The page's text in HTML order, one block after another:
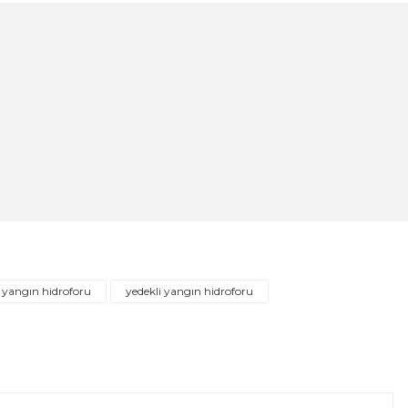
hidroforu
yedekli yangın hidroforu